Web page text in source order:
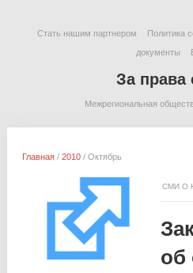
Стать нашим партнером Политика
документы
За права
Межрегиональная
Главная/ 2010/ Октябрь
СМИ О
об